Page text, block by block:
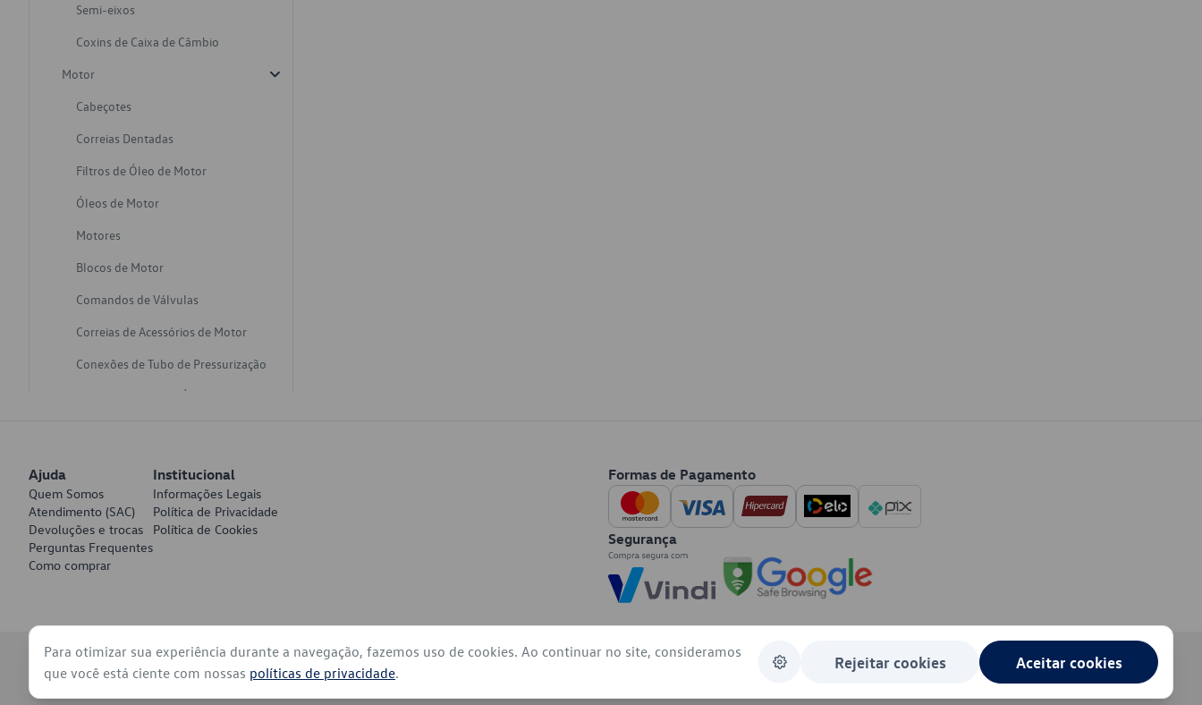
Semi-eixos
Coxins de Caixa de Câmbio
Motor
Cabeçotes
Correias Dentadas
Filtros de Óleo de Motor
Óleos de Motor
Motores
Blocos de Motor
Comandos de Válvulas
Correias de Acessórios de Motor
Conexões de Tubo de Pressurização
Varetas de Nivel de Óleo
Discos de Freio
Juntas de Bomba de Vácuo
Mangueiras de Vácuo de Servo
Pratos de Disco de Freio
Travas de Pastilha de Freio
Ajuda
Quem Somos
Atendimento (SAC)
Devoluções e trocas
Perguntas Frequentes
Como comprar
Institucional
Informações Legais
Política de Privacidade
Política de Cookies
Formas de Pagamento
Segurança
© 2026 - Volkswagen do Brasil - Todos os direitos reservados
Para otimizar sua experiência durante a navegação, fazemos uso de cookies. Ao continuar no site, consideramos
que você está ciente com nossas políticas de privacidade.
Rejeitar cookies Aceitar cookies